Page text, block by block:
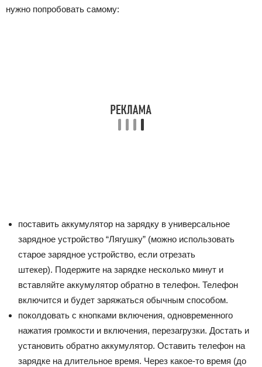
нужно попробовать самому:
поставить аккумулятор на зарядку в универсальное
зарядное устройство “Лягушку” (можно использовать
старое зарядное устройство, если отрезать
штекер). Подержите на зарядке несколько минут и
вставляйте аккумулятор обратно в телефон. Телефон
включится и будет заряжаться обычным способом.
поколдовать с кнопками включения, одновременного
нажатия громкости и включения, перезагрузки. Достать и
установить обратно аккумулятор. Оставить телефон на
зарядке на длительное время. Через какое-то время (до